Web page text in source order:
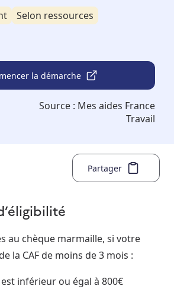
Selon ressources
la démarche
Source : Mes aides France
Travail
Partager
au chèque marmaille, si votre
la CAF de moins de 3 mois :
inférieur ou égal à 800€